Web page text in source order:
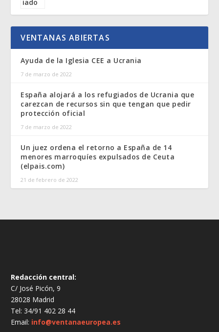
VENTANAS ABIERTAS
Ayuda de la Iglesia CEE a Ucrania
7 de marzo de 2022
España alojará a los refugiados de Ucrania que
carezcan de recursos sin que tengan que pedir
protección oficial
7 de marzo de 2022
Un juez ordena el retorno a España de 14
menores marroquíes expulsados de Ceuta
(elpais.com)
21 de febrero de 2022
Redacción central:
C/ José Picón, 9
28028 Madrid
Tel: 34/91 402 28 44
Email: info@ventanaeuropea.es